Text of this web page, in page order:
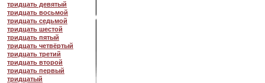
тридцать девятый
тридцать восьмой
тридцать седьмой
тридцать шестой
тридцать пятый
тридцать четвёртый
тридцать третий
тридцать второй
тридцать первый
тридцатый